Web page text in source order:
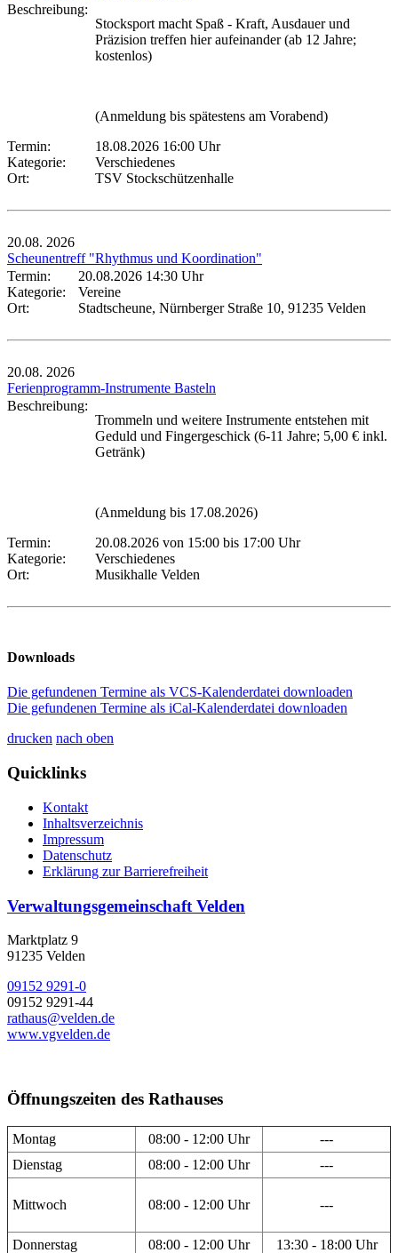
Beschreibung:
Stocksport macht Spaß - Kraft, Ausdauer und
Präzision treffen hier aufeinander (ab 12 Jahre;
kostenlos)
(Anmeldung bis spätestens am Vorabend)
Termin:
18.08.2026 16:00 Uhr
Kategorie:
Verschiedenes
Ort:
TSV Stockschützenhalle
20.08. 2026
Scheunentreff "Rhythmus und Koordination"
Termin:
20.08.2026 14:30 Uhr
Kategorie:
Vereine
Ort:
Stadtscheune, Nürnberger Straße 10, 91235 Velden
20.08. 2026
Ferienprogramm-Instrumente Basteln
Beschreibung:
Trommeln und weitere Instrumente entstehen mit
Geduld und Fingergeschick (6-11 Jahre; 5,00 € inkl.
Getränk)
(Anmeldung bis 17.08.2026)
Termin:
20.08.2026 von 15:00 bis 17:00 Uhr
Kategorie:
Verschiedenes
Ort:
Musikhalle Velden
Downloads
Die gefundenen Termine als VCS-Kalenderdatei downloaden
Die gefundenen Termine als iCal-Kalenderdatei downloaden
drucken nach oben
Quicklinks
Kontakt
Inhaltsverzeichnis
Impressum
Datenschutz
Erklärung zur Barrierefreiheit
Verwaltungsgemeinschaft Velden
Marktplatz 9
91235 Velden
09152 9291-0
09152 9291-44
rathaus@velden.de
www.vgvelden.de
Öffnungszeiten des Rathauses
Montag 08:00 - 12:00 Uhr
---
Dienstag
08:00 - 12:00 Uhr ---
Mittwoch 08:00 - 12:00 Uhr ---
Donnerstag 08:00 - 12:00 Uhr 13:30 - 18:00 Uhr